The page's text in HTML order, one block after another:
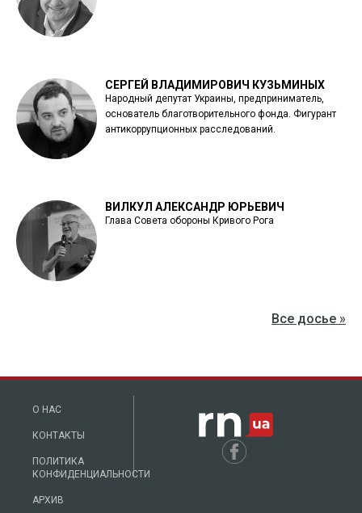
СЕРГЕЙ ВЛАДИМИРОВИЧ КУЗЬМИНЫХ
Народный депутат Украины, предприниматель,
основатель благотворительного фонда. Фигурант
антикоррупционных расследований.
ВИЛКУЛ АЛЕКСАНДР ЮРЬЕВИЧ
Глава Совета обороны Кривого Рога
Все досье »
О НАС
КОНТАКТЫ
ПОЛИТИКА
КОНФИДЕНЦИАЛЬНОСТИ
АРХИВ